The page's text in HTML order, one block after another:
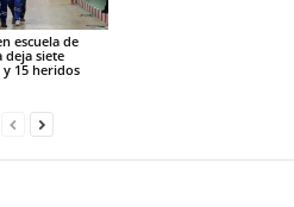
escuela de
deja siete
15 heridos